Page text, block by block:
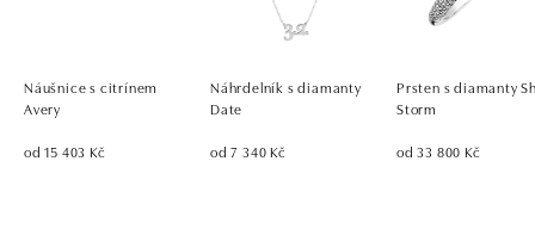
Náušnice s citrínem
Avery
od 15 403 Kč
Náhrdelník s diamanty
Date
od 7 340 Kč
Prsten s diamanty
Storm
od 33 800 Kč